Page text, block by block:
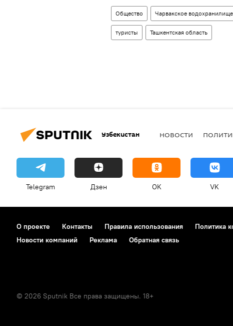
Общество Чарвакское водохранилище
туристы Ташкентская область
Узбекистан НОВОСТИ
Telegram Дзен OK VK
О проекте Контакты Правила использования Политика
Новости компаний
Реклама Обратная связь
© 2026 Sputnik Все права защищены. 18+